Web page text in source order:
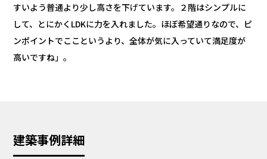
すいよう普通より少し高さを下げています。２階はシンプルに
して、とにかくLDKに力を入れました。ほぼ希望通りなので、ピ
ンポイントでここというより、全体が気に入っていて満足度が
高いですね」。
建築事例詳細